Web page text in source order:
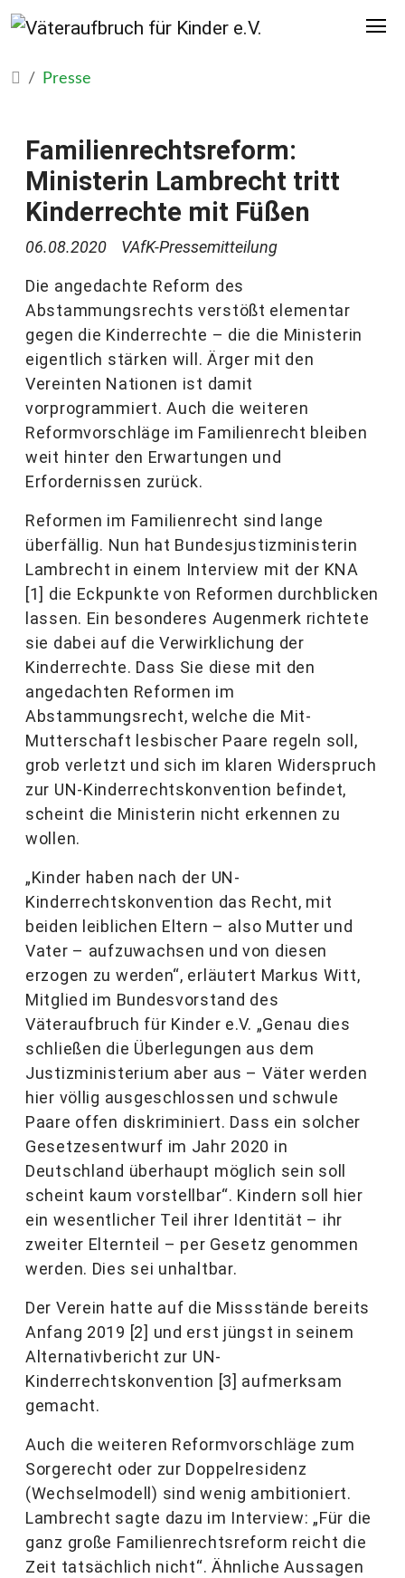
Presse
Familienrechtsreform:
Ministerin Lambrecht tritt
Kinderrechte mit Füßen
06.08.2020 VAfK-Pressemitteilung
Die angedachte Reform des
Abstammungsrechts verstößt elementar
gegen die Kinderrechte – die die Ministerin
eigentlich stärken will. Ärger mit den
Vereinten Nationen ist damit
vorprogrammiert. Auch die weiteren
Reformvorschläge im Familienrecht bleiben
weit hinter den Erwartungen und
Erfordernissen zurück.
Reformen im Familienrecht sind lange
überfällig. Nun hat Bundesjustizministerin
Lambrecht in einem Interview mit der KNA
[1] die Eckpunkte von Reformen durchblicken
lassen. Ein besonderes Augenmerk richtete
sie dabei auf die Verwirklichung der
Kinderrechte. Dass Sie diese mit den
angedachten Reformen im
Abstammungsrecht, welche die Mit-
Mutterschaft lesbischer Paare regeln soll,
grob verletzt und sich im klaren Widerspruch
zur UN-Kinderrechtskonvention befindet,
scheint die Ministerin nicht erkennen zu
wollen.
„Kinder haben nach der UN-
Kinderrechtskonvention das Recht, mit
beiden leiblichen Eltern – also Mutter und
Vater – aufzuwachsen und von diesen
erzogen zu werden“, erläutert Markus Witt,
Mitglied im Bundesvorstand des
Väteraufbruch für Kinder e.V. „Genau dies
schließen die Überlegungen aus dem
Justizministerium aber aus – Väter werden
hier völlig ausgeschlossen und schwule
Paare offen diskriminiert. Dass ein solcher
Gesetzesentwurf im Jahr 2020 in
Deutschland überhaupt möglich sein soll
scheint kaum vorstellbar“. Kindern soll hier
ein wesentlicher Teil ihrer Identität – ihr
zweiter Elternteil – per Gesetz genommen
werden. Dies sei unhaltbar.
Der Verein hatte auf die Missstände bereits
Anfang 2019 [2] und erst jüngst in seinem
Alternativbericht zur UN-
Kinderrechtskonvention [3] aufmerksam
gemacht.
Auch die weiteren Reformvorschläge zum
Sorgerecht oder zur Doppelresidenz
(Wechselmodell) sind wenig ambitioniert.
Lambrecht sagte dazu im Interview: „Für die
ganz große Familienrechtsreform reicht die
Zeit tatsächlich nicht“. Ähnliche Aussagen